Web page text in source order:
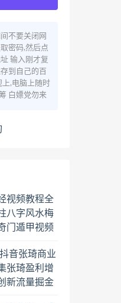
不要关闭网
密码,然后点
输入刚才复
到自己的百
上,电脑上随时
白嫖党勿来
视频教程全
八字风水梅
门遁甲视频
程百度云网
音张琦商业
张琦盈利增
新流量掘金